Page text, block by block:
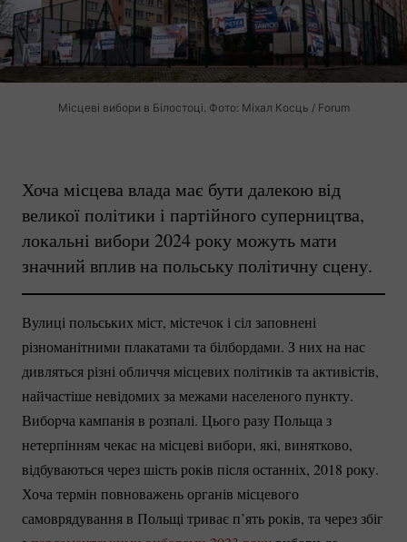
Місцеві вибори в Білостоці. Фото: Міхал Косць / Forum
Хоча місцева влада має бути далекою від
великої політики і партійного суперництва,
локальні вибори 2024 року можуть мати
значний вплив на польську політичну сцену.
Вулиці польських міст, містечок і сіл заповнені
різноманітними плакатами та білбордами. З них на нас
дивляться різні обличчя місцевих політиків та активістів,
найчастіше невідомих за межами населеного пункту.
Виборча кампанія в розпалі. Цього разу Польща з
нетерпінням чекає на місцеві вибори, які, винятково,
відбуваються через шість років після останніх, 2018 року.
Хоча термін повноважень органів місцевого
самоврядування в Польщі триває п’ять років, та через збіг